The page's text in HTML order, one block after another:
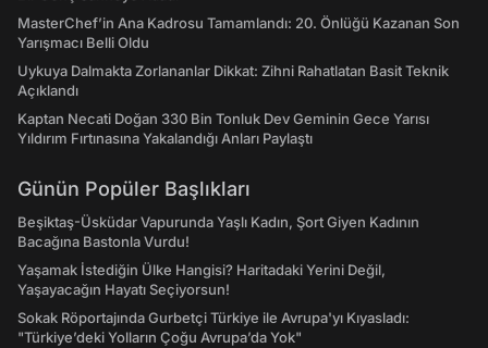
MasterChef’in Ana Kadrosu Tamamlandı: 20. Önlüğü Kazanan Son
Yarışmacı Belli Oldu
Uykuya Dalmakta Zorlananlar Dikkat: Zihni Rahatlatan Basit Teknik
Açıklandı
Kaptan Necati Doğan 330 Bin Tonluk Dev Geminin Gece Yarısı
Yıldırım Fırtınasına Yakalandığı Anları Paylaştı
Günün Popüler Başlıkları
Beşiktaş-Üsküdar Vapurunda Yaşlı Kadın, Şort Giyen Kadının
Bacağına Bastonla Vurdu!
Yaşamak İstediğin Ülke Hangisi? Haritadaki Yerini Değil,
Yaşayacağın Hayatı Seçiyorsun!
Sokak Röportajında Gurbetçi Türkiye ile Avrupa'yı Kıyasladı:
"Türkiye’deki Yolların Çoğu Avrupa’da Yok"